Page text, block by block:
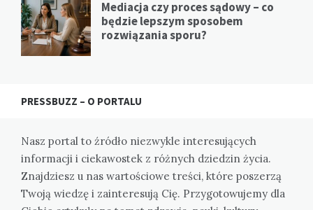
Mediacja czy proces sądowy – co
będzie lepszym sposobem
rozwiązania sporu?
PRESSBUZZ – O PORTALU
Nasz portal to źródło niezwykle interesujących
informacji i ciekawostek z różnych dziedzin życia.
Znajdziesz u nas wartościowe treści, które poszerzą
Twoją wiedzę i zainteresują Cię. Przygotowujemy dla